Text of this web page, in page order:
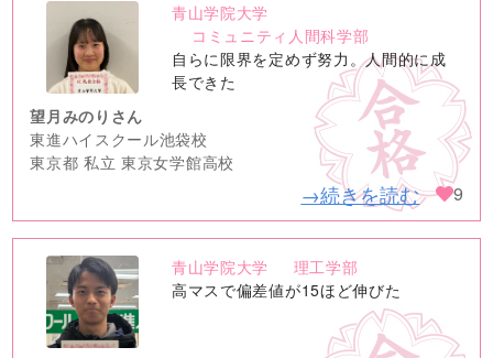
no
image
青山学院大学
コミュニティ人間科学部
自らに限界を定めず努力。人間的に成
長できた
望月みのりさん
東進ハイスクール池袋校
東京都 私立 東京女学館高校
→続きを読む 9
no
image
青山学院大学
理工学部
高マスで偏差値が15ほど伸びた